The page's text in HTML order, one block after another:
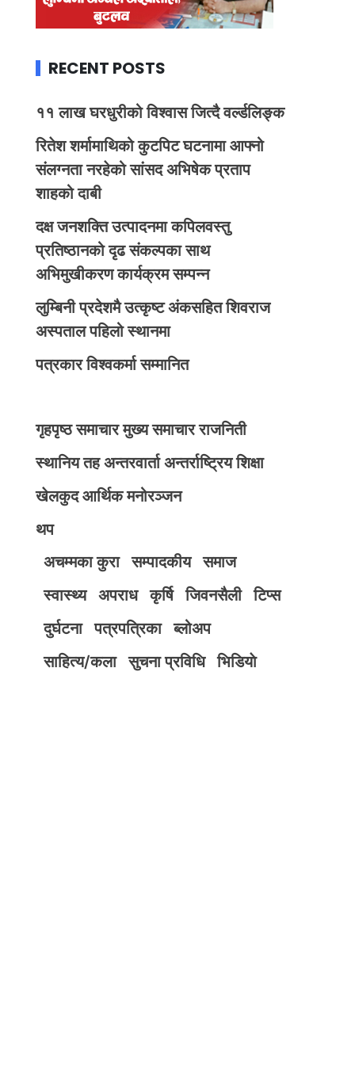
RECENT POSTS
११ लाख घरधुरीको विश्वास जित्दै वर्ल्डलिङ्क
रितेश शर्मामाथिको कुटपिट घटनामा आफ्नो
संलग्नता नरहेको सांसद अभिषेक प्रताप
शाहको दाबी
दक्ष जनशक्ति उत्पादनमा कपिलवस्तु
प्रतिष्ठानको दृढ संकल्पका साथ
अभिमुखीकरण कार्यक्रम सम्पन्न
लुम्बिनी प्रदेशमै उत्कृष्ट अंकसहित शिवराज
अस्पताल पहिलो स्थानमा
पत्रकार विश्वकर्मा सम्मानित
गृहपृष्ठ समाचार मुख्य समाचार राजनिती
स्थानिय तह अन्तरवार्ता अन्तर्राष्ट्रिय शिक्षा
खेलकुद आर्थिक मनोरञ्जन
थप
अचम्मका कुरा
सम्पादकीय
समाज
स्वास्थ्य
अपराध कृर्षि जिवनसैली
टिप्स
दुर्घटना
पत्रपत्रिका
ब्लोअप
साहित्य/कला
सुचना प्रविधि भिडियाे